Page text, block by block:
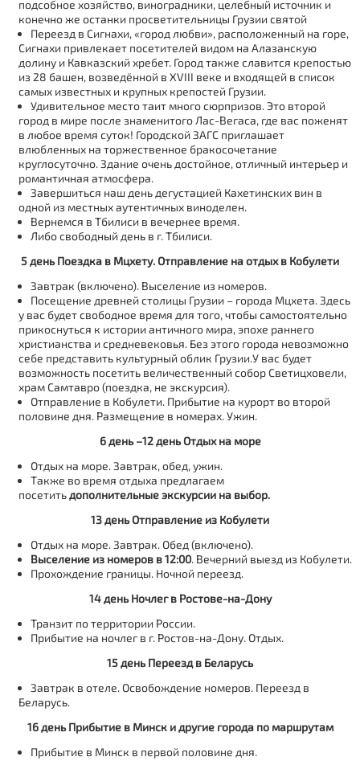
подсобное хозяйство, виноградники, целебный источник и
конечно же останки просветительницы Грузии святой
Переезд в Сигнахи, «город любви», расположенный на горе,
Сигнахи привлекает посетителей видом на Алазанскую
долину и Кавказский хребет. Город также славится крепостью
из 28 башен, возведённой в XVIII веке и входящей в список
самых известных и крупных крепостей Грузии.
Удивительное место таит много сюрпризов. Это второй
город в мире после знаменитого Лас-Вегаса, где вас поженят
в любое время суток! Городской ЗАГС приглашает
влюбленных на торжественное бракосочетание
круглосуточно. Здание очень достойное, отличный интерьер и
романтичная атмосфера.
Завершиться наш день дегустацией Кахетинских вин в
одной из местных аутентичных виноделен.
Вернемся в Тбилиси в вечернее время.
Либо свободный день в г. Тбилиси.
5 день Поездка в Мцхету. Отправление на отдых в Кобулети
Завтрак (включено). Выселение из номеров.
Посещение древней столицы Грузии – города Мцхета. Здесь
у вас будет свободное время для того, чтобы самостоятельно
прикоснуться к истории античного мира, эпохе раннего
христианства и средневековья. Без этого города невозможно
себе представить культурный облик Грузии.У вас будет
возможность посетить величественный собор Светицховели,
храм Самтавро (поездка, не экскурсия).
Отправление в Кобулети. Прибытие на курорт во второй
половине дня. Размещение в номерах. Ужин.
6 день –12 день Отдых на море
Отдых на море. Завтрак, обед, ужин.
Также во время отдыха предлагаем
посетитьдополнительные экскурсии на выбор.
13 день Отправление из Кобулети
Отдых на море. Завтрак. Обед (включено).
Выселение из номеров в 12:00. Вечерний выезд из Кобулети.
Прохождение границы. Ночной переезд.
14 день Ночлег в Ростове-на-Дону
Транзит по территории России.
Прибытие на ночлег в г. Ростов-на-Дону. Отдых.
15 день Переезд в Беларусь
Завтрак в отеле. Освобождение номеров. Переезд в
Беларусь.
16 день Прибытие в Минск и другие города по маршрутам
Прибытие в Минск в первой половине дня.